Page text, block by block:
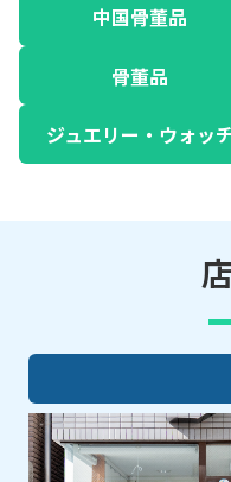
中国骨董品
骨董品
ジュエリー・ウォッ